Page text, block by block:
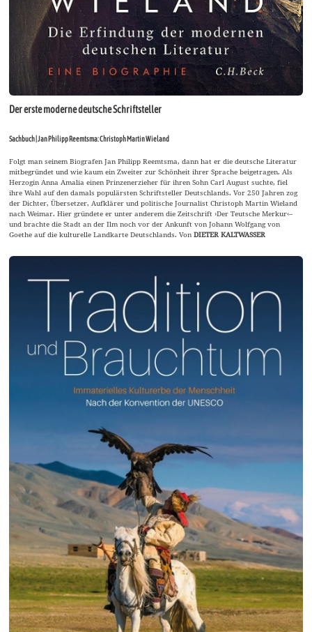
Der erste moderne deutsche Schriftsteller
Sachbuch | Jan Philipp Reemtsma: Christoph Martin Wieland
Folgt man seinem Biografen Jan Philipp Reemtsma, dann hat er die deutsche Literatur
mitbegründet und wie kaum ein Zweiter zur Schönheit ihrer Sprache beigetragen. Als
Herzogin Anna Amalia einen Prinzenerzieher für ihren Sohn Carl August suchte, fiel
ihre Wahl auf den damals populärsten Schriftsteller Deutschlands. Vor 250 Jahren zog
der Dichter, Übersetzer, Aufklärer und politische Journalist Christoph Martin Wieland
nach Weimar. Hier gründete er unter anderem die Zeitschrift ›Der Teutsche Merkur‹–
und brachte die Stadt an der Ilm noch vor der Ankunft von Johann Wolfgang von
Goethe auf die kulturelle Landkarte Deutschlands. VonDIETER KALTWASSER